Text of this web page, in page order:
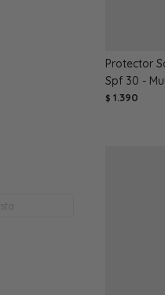
Protector
Spf 30 -
$ 1.390